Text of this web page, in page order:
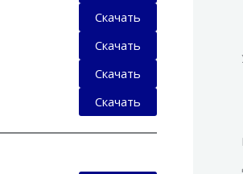
Скачать
Скачать
Скачать
Скачать